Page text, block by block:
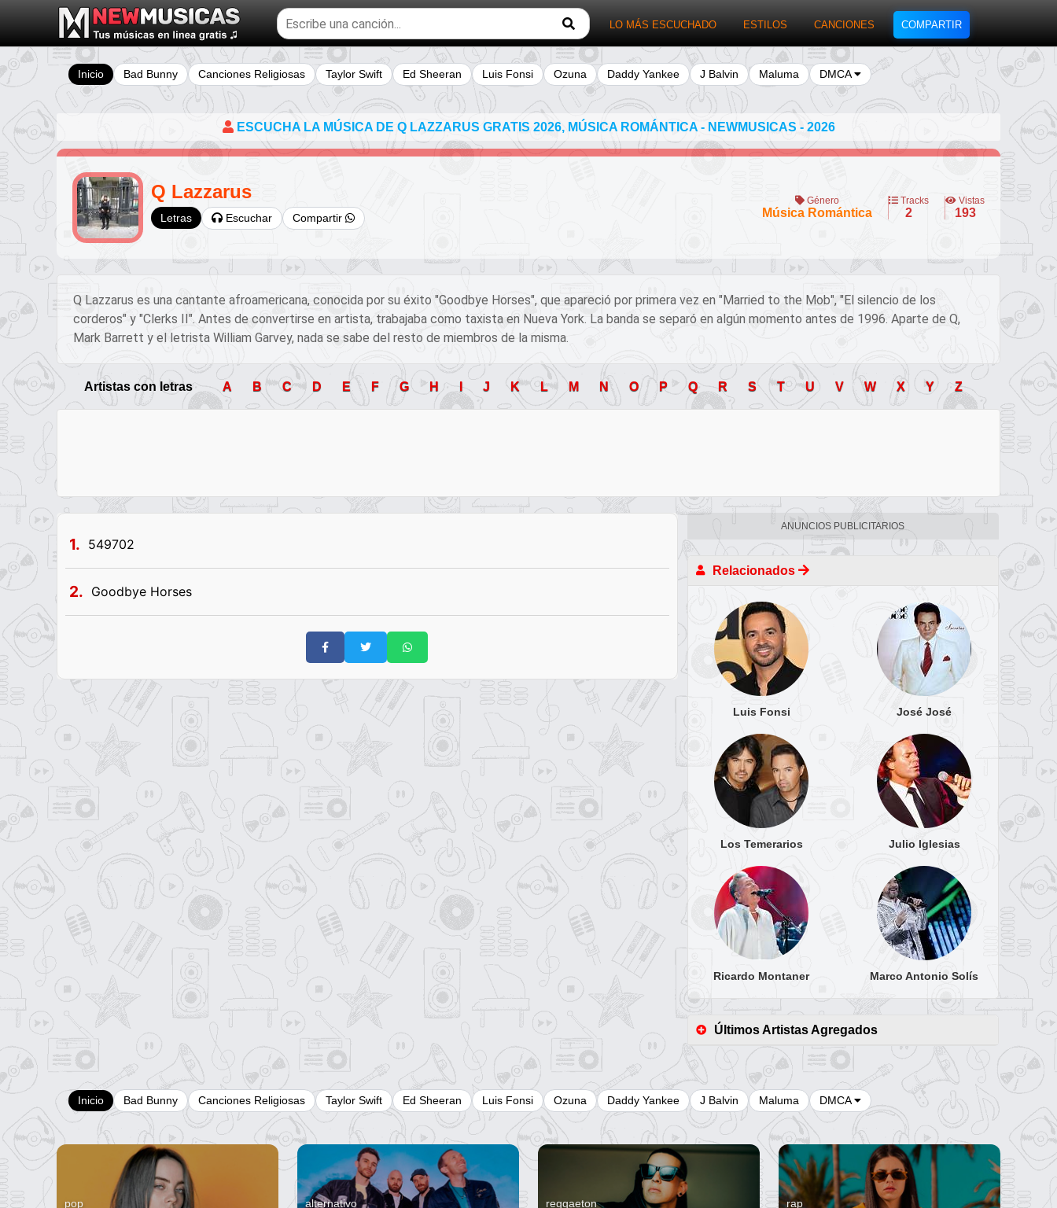
Buscar
temas
musicales
LO MÁS ESCUCHADO ESTILOS CANCIONES COMPARTIR
Inicio Bad Bunny Canciones Religiosas Taylor Swift Ed Sheeran Luis Fonsi Ozuna Daddy Yankee J Balvin Maluma DMCA
ESCUCHA LA MÚSICA DE Q LAZZARUS GRATIS 2026, MÚSICA ROMÁNTICA - NEWMUSICAS - 2026
Q Lazzarus
Letras Escuchar Compartir
Género
Música Romántica
Tracks
2
Vistas
193
Q Lazzarus es una cantante afroamericana, conocida por su éxito "Goodbye Horses", que apareció por primera vez en "Married to the Mob", "El silencio de los
corderos" y "Clerks II". Antes de convertirse en artista, trabajaba como taxista en Nueva York. La banda se separó en algún momento antes de 1996. Aparte de Q,
Mark Barrett y el letrista William Garvey, nada se sabe del resto de miembros de la misma.
Artistas con letras A B C D E F G H I J K L M N O P Q R S T U V W X Y Z
1. 549702
2. Goodbye Horses
ANUNCIOS PUBLICITARIOS
Relacionados
Luis Fonsi José José
Los Temerarios Julio Iglesias
Ricardo Montaner Marco Antonio Solís
Últimos Artistas Agregados
Inicio Bad Bunny Canciones Religiosas Taylor Swift Ed Sheeran Luis Fonsi Ozuna Daddy Yankee J Balvin Maluma DMCA
pop alternativo reggaeton rap